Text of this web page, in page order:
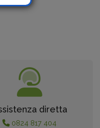
diretta
0824 817 404